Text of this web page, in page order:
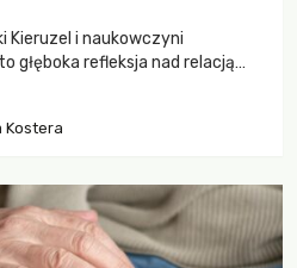
Kieruzel i naukowczyni
głęboka refleksja nad relacją
Kostera